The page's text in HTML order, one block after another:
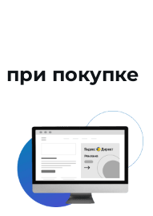
при покупке